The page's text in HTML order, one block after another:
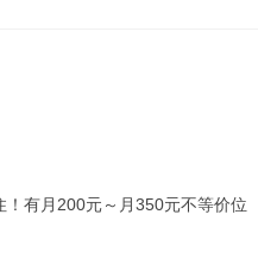
！有月200元～月350元不等价位